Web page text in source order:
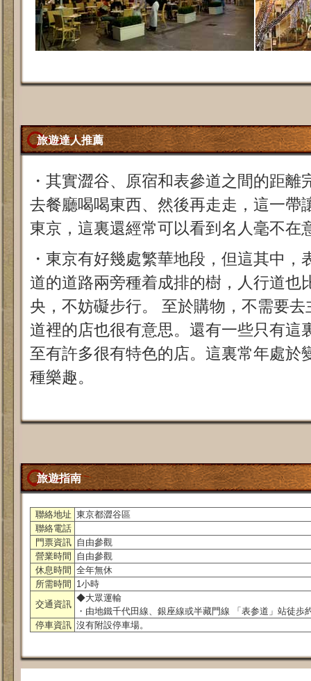
旅遊達人推薦
・其實澀谷、原宿和表參道之間的距
去餐廳喝喝東西、然後再走走，這一帶
東京，這裏還經常可以看到名人毫不在
・東京有好幾處繁華地段，但這其中，
道的道路兩旁種着成排的樹，人行道也
央，不妨礙步行。 至於購物，不需要
道裡的店也很有意思。還有一些只有這
至有許多很有特色的店。這裏常年處於
種樂趣。
旅遊指南
聯絡地址 東京都澀谷區
聯絡電話
門票資訊 自由參觀
營業時間
自由參觀
休息時間 全年無休
所需時間
1小時
交通資訊
◆大眾運輸
・由地鐵千代田線、銀座線或半藏門線 「表参道」站徒歩
停車資訊 沒有附設停車場。